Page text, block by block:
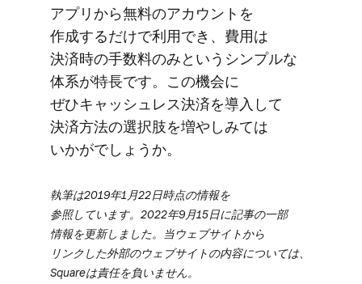
アプリから​無料の​アカウントを​
作成するだけで​利用でき、​費用は​
決済時の​手数料のみと​いう​シンプルな​
体系が​特長です。​この機会に​
ぜひキャッシュレス決済を​導入して​
決済方​法の​選択肢を​増やしみては​
いかがでしょうか。
執筆は​2019年1月22日時点の​情報を​
参照しています。​2022年9月15日に​記事の​一部​
情報を​更新しました。​当ウェブサイトから​
リンクした​外部の​ウェブサイトの​内容に​ついては、​
Squareは​責任を​負いません。​